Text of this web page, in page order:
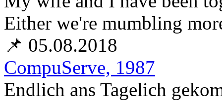
Either we're mumbling
📌 05.08.2018
CompuServe, 1987
Endlich ans Tagelich